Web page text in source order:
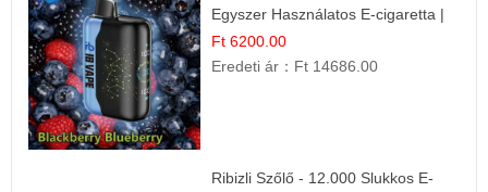
Egyszer Használatos E-cigaretta |
Prémium Ízélmény
Ft 6200.00
Eredeti ár： Ft 14686.00
Ribizli Szőlő - 12.000 Slukkos E-